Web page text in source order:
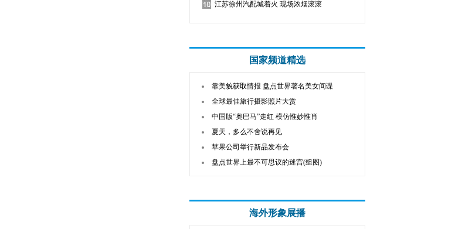
江苏徐州汽配城着火 现场浓烟滚滚
国家频道精选
靠美貌获取情报 盘点世界著名美女间谍
全球最佳旅行摄影照片大赏
中国版“奥巴马”走红 模仿惟妙惟肖
夏天，多么不舍说再见
苹果公司举行新品发布会
盘点世界上最不可思议的迷宫(组图)
海外形象展播